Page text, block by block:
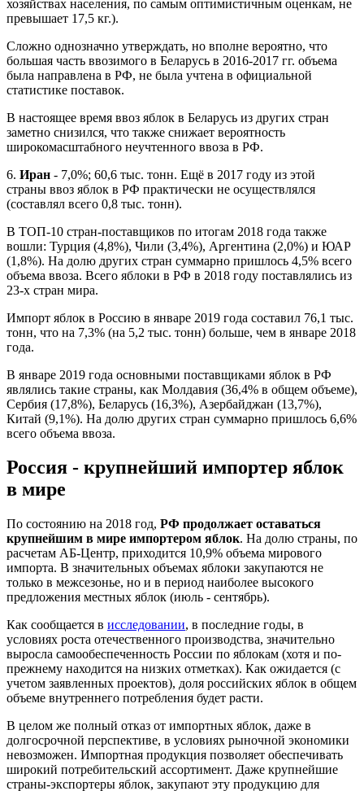
хозяйствах населения, по самым оптимистичным оценкам, не
превышает 17,5 кг.).
Сложно однозначно утверждать, но вполне вероятно, что
большая часть ввозимого в Беларусь в 2016-2017 гг. объема
была направлена в РФ, не была учтена в официальной
статистике поставок.
В настоящее время ввоз яблок в Беларусь из других стран
заметно снизился, что также снижает вероятность
широкомасштабного неучтенного ввоза в РФ.
6. Иран - 7,0%; 60,6 тыс. тонн. Ещё в 2017 году из этой
страны ввоз яблок в РФ практически не осуществлялся
(составлял всего 0,8 тыс. тонн).
В ТОП-10 стран-поставщиков по итогам 2018 года также
вошли: Турция (4,8%), Чили (3,4%), Аргентина (2,0%) и ЮАР
(1,8%). На долю других стран суммарно пришлось 4,5% всего
объема ввоза. Всего яблоки в РФ в 2018 году поставлялись из
23-х стран мира.
Импорт яблок в Россию в январе 2019 года составил 76,1 тыс.
тонн, что на 7,3% (на 5,2 тыс. тонн) больше, чем в январе 2018
года.
В январе 2019 года основными поставщиками яблок в РФ
являлись такие страны, как Молдавия (36,4% в общем объеме),
Сербия (17,8%), Беларусь (16,3%), Азербайджан (13,7%),
Китай (9,1%). На долю других стран суммарно пришлось 6,6%
всего объема ввоза.
Россия - крупнейший импортер яблок
в мире
По состоянию на 2018 год, РФ продолжает оставаться
крупнейшим в мире импортером яблок. На долю страны, по
расчетам АБ-Центр, приходится 10,9% объема мирового
импорта. В значительных объемах яблоки закупаются не
только в межсезонье, но и в период наиболее высокого
предложения местных яблок (июль - сентябрь).
Как сообщается в исследовании, в последние годы, в
условиях роста отечественного производства, значительно
выросла самообеспеченность России по яблокам (хотя и по-
прежнему находится на низких отметках). Как ожидается (с
учетом заявленных проектов), доля российских яблок в общем
объеме внутреннего потребления будет расти.
В целом же полный отказ от импортных яблок, даже в
долгосрочной перспективе, в условиях рыночной экономики
невозможен. Импортная продукция позволяет обеспечивать
широкий потребительский ассортимент. Даже крупнейшие
страны-экспортеры яблок, закупают эту продукцию для